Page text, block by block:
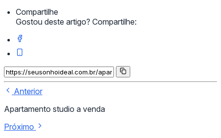
Compartilhe
Gostou deste artigo? Compartilhe:
Anterior
Apartamento studio a venda
Próximo